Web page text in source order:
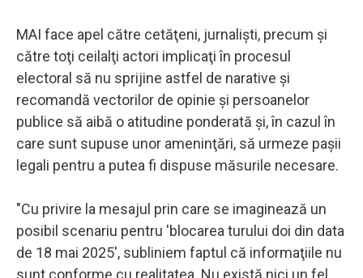
MAI face apel către cetăţeni, jurnalişti, precum şi
către toţi ceilalţi actori implicaţi în procesul
electoral să nu sprijine astfel de narative şi
recomandă vectorilor de opinie şi persoanelor
publice să aibă o atitudine ponderată şi, în cazul în
care sunt supuse unor ameninţări, să urmeze paşii
legali pentru a putea fi dispuse măsurile necesare.
"Cu privire la mesajul prin care se imaginează un
posibil scenariu pentru 'blocarea turului doi din data
de 18 mai 2025', subliniem faptul că informaţiile nu
sunt conforme cu realitatea. Nu există nici un fel